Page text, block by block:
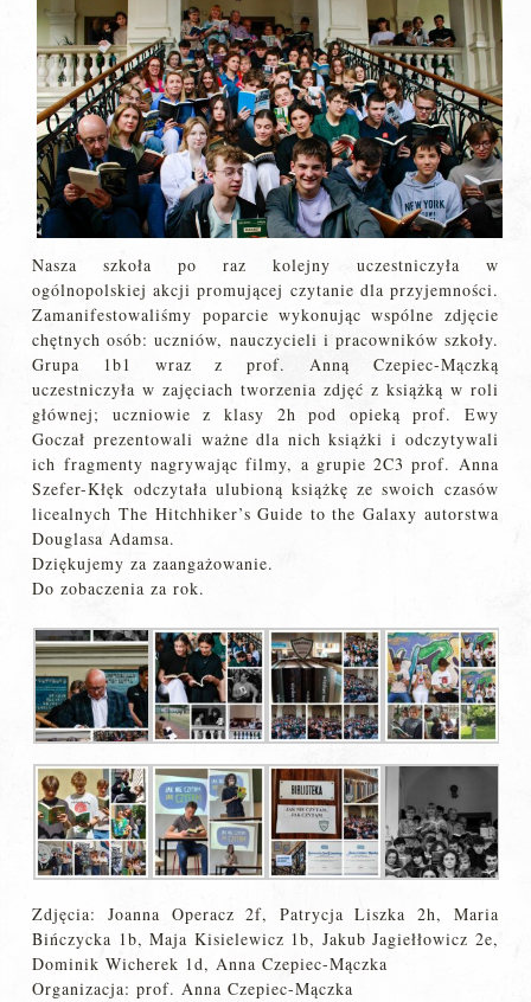
Nasza szkoła po raz kolejny uczestniczyła w
ogólnopolskiej akcji promującej czytanie dla przyjemności.
Zamanifestowaliśmy poparcie wykonując wspólne zdjęcie
chętnych osób: uczniów, nauczycieli i pracowników szkoły.
Grupa 1b1 wraz z prof. Anną Czepiec-Mączką
uczestniczyła w zajęciach tworzenia zdjęć z książką w roli
głównej; uczniowie z klasy 2h pod opieką prof. Ewy
Goczał prezentowali ważne dla nich książki i odczytywali
ich fragmenty nagrywając filmy, a grupie 2C3 prof. Anna
Szefer-Kłęk odczytała ulubioną książkę ze swoich czasów
licealnych The Hitchhiker’s Guide to the Galaxy autorstwa
Douglasa Adamsa.
Dziękujemy za zaangażowanie.
Do zobaczenia za rok.
Zdjęcia: Joanna Operacz 2f, Patrycja Liszka 2h, Maria
Bińczycka 1b, Maja Kisielewicz 1b, Jakub Jagiełłowicz 2e,
Dominik Wicherek 1d, Anna Czepiec-Mączka
Organizacja: prof. Anna Czepiec-Mączka